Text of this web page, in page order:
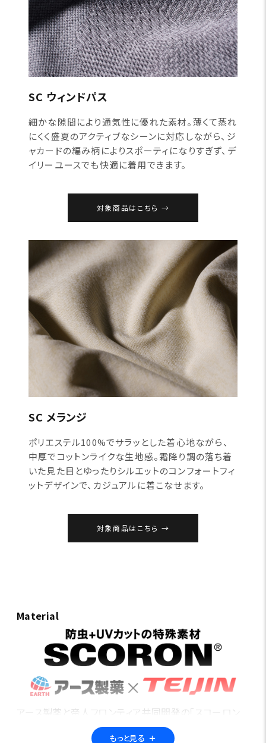
SC ウィンドパス
細かな隙間により通気性に優れた素材。薄くて蒸れ
にくく盛夏のアクティブなシーンに対応しながら、ジ
ャカードの編み柄によりスポーティになりすぎず、デ
イリーユースでも快適に着用できます。
対象商品はこちら
SC メランジ
ポリエステル100%でサラッとした着心地ながら、
中厚でコットンライクな生地感。霜降り調の落ち着
いた見た目とゆったりシルエットのコンフォートフィ
ットデザインで、カジュアルに着こなせます。
対象商品はこちら
Material
アース製薬と帝人フロンティア共同開発の「スコーロン
®」。繊維に特殊な防虫加工を施すことで、フィールドの不
もっと見る ＋